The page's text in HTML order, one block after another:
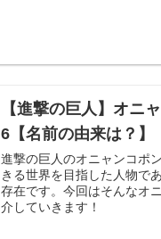
【進撃の巨人】オニ
6【名前の由来は？】
進撃の巨人のオニャンコポ
きる世界を目指した人物で
存在です。今回はそんなオ
介していきます！